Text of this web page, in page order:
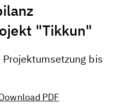
"Tikkun"
bis
PDF